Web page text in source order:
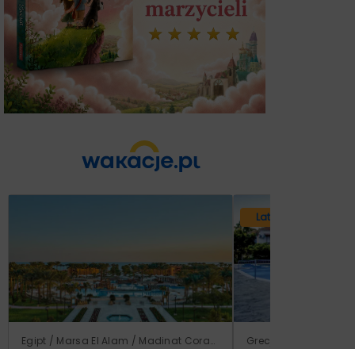
Egipt / Marsa El Alam / Madinat Coraya
Lato 2026
Grecja / Samos /